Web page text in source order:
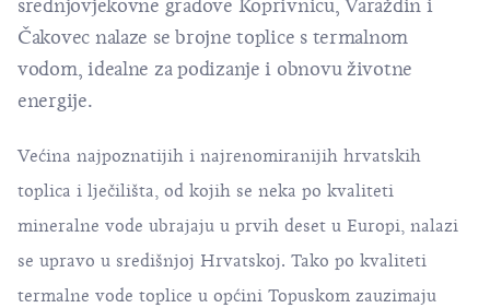
srednjovjekovne gradove Koprivnicu, Varaždin i
Čakovec nalaze se brojne toplice s termalnom
vodom, idealne za podizanje i obnovu životne
energije.
Većina najpoznatijih i najrenomiranijih hrvatskih
toplica i lječilišta, od kojih se neka po kvaliteti
mineralne vode ubrajaju u prvih deset u Europi, nalazi
se upravo u središnjoj Hrvatskoj. Tako po kvaliteti
termalne vode toplice u općini Topuskom zauzimaju